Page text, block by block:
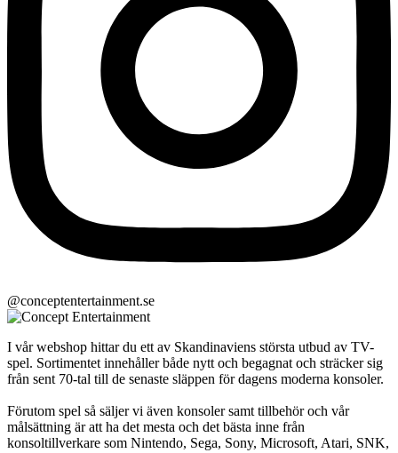
@conceptentertainment.se
I vår webshop hittar du ett av Skandinaviens största utbud av TV-
spel. Sortimentet innehåller både nytt och begagnat och sträcker sig
från sent 70-tal till de senaste släppen för dagens moderna konsoler.
Förutom spel så säljer vi även konsoler samt tillbehör och vår
målsättning är att ha det mesta och det bästa inne från
konsoltillverkare som Nintendo, Sega, Sony, Microsoft, Atari, SNK,